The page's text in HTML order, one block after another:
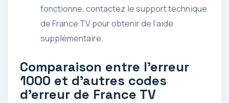
fonctionne, contactez le support technique
de France TV pour obtenir de l’aide
supplémentaire.
Comparaison entre l’erreur
1000 et d’autres codes
d’erreur de France TV